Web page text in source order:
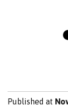
Published at